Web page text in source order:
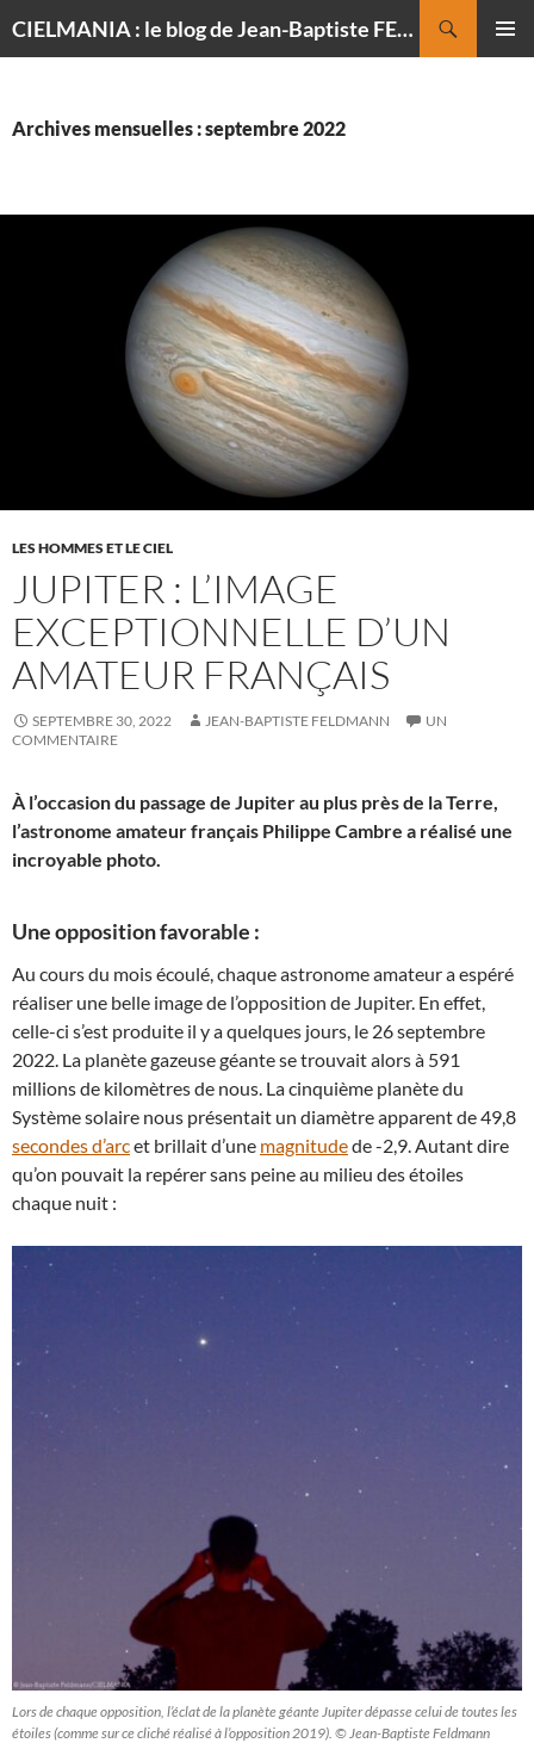
CIELMANIA : le blog de Jean-Baptiste FELDMANN, photographe du ciel
Archives mensuelles : septembre 2022
LES HOMMES ET LE CIEL
JUPITER : L’IMAGE
EXCEPTIONNELLE D’UN
AMATEUR FRANÇAIS
SEPTEMBRE 30, 2022 JEAN-BAPTISTE FELDMANN
UN
COMMENTAIRE
À l’occasion du passage de Jupiter au plus près de la Terre,
l’astronome amateur français Philippe Cambre a réalisé une
incroyable photo.
Une opposition favorable :
Au cours du mois écoulé, chaque astronome amateur a espéré
réaliser une belle image de l’opposition de Jupiter. En effet,
celle-ci s’est produite il y a quelques jours, le 26 septembre
2022. La planète gazeuse géante se trouvait alors à 591
millions de kilomètres de nous. La cinquième planète du
Système solaire nous présentait un diamètre apparent de 49,8
secondes d’arcet brillait d’une magnitudede -2,9. Autant dire
qu’on pouvait la repérer sans peine au milieu des étoiles
chaque nuit :
Lors de chaque opposition, l’éclat de la planète géante Jupiter dépasse celui de toutes les
étoiles (comme sur ce cliché réalisé à l’opposition 2019). © Jean-Baptiste Feldmann